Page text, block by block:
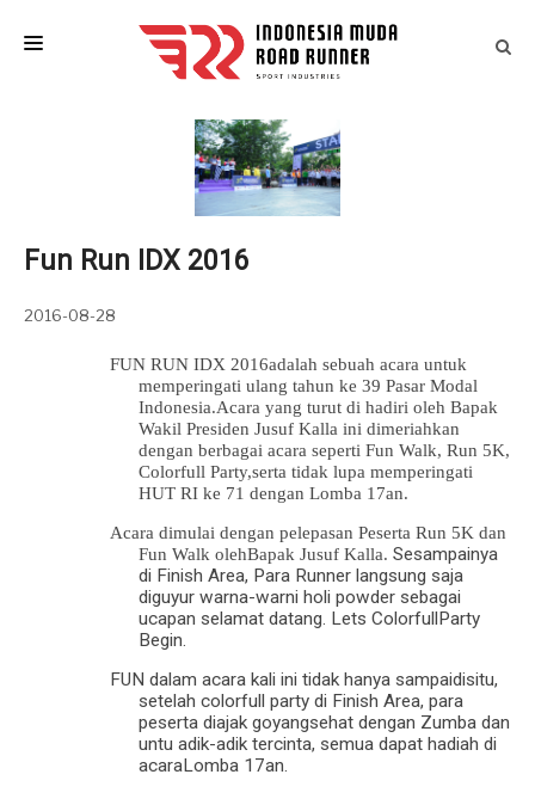
ARTICLES
EVENT CALENDAR
Fun Run IDX 2016
2016-08-28
FUN RUN IDX 2016adalah sebuah acara untuk
memperingati ulang tahun ke 39 Pasar Modal
Indonesia.Acara yang turut di hadiri oleh Bapak
Wakil Presiden Jusuf Kalla ini dimeriahkan
dengan berbagai acara seperti Fun Walk, Run 5K,
Colorfull Party,serta tidak lupa memperingati
HUT RI ke 71 dengan Lomba 17an.
Acara dimulai dengan pelepasan Peserta Run 5K dan
Fun Walk olehBapak Jusuf Kalla. Sesampainya
di Finish Area, Para Runner langsung saja
diguyur warna-warni holi powder sebagai
ucapan selamat datang. Lets ColorfullParty
Begin.
FUN dalam acara kali ini tidak hanya sampaidisitu,
setelah colorfull party di Finish Area, para
peserta diajak goyangsehat dengan Zumba dan
untu adik-adik tercinta, semua dapat hadiah di
acaraLomba 17an.